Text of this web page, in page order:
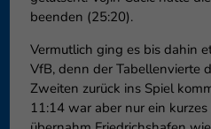
beenden (25:20).
Vermutlich ging es bis dahin
VfB, denn der Tabellenvierte
Zweiten zurück ins Spiel
11:14 war aber nur ein